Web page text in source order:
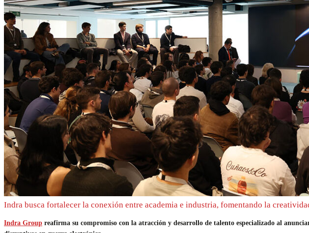
Indra busca fortalecer la conexión entre academia e industria, fomentando la
Indra Group reafirma su compromiso con la atracción y desarrollo de talento especializado al